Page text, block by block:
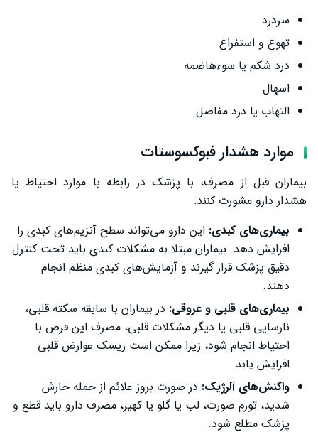
سردرد
تهوع و استفراغ
درد شکم یا سوءهاضمه
اسهال
التهاب یا درد مفاصل
موارد هشدار فبوکسوستات
بیماران قبل از مصرف، با پزشک در رابطه با موارد احتیاط یا
هشدار دارو مشورت کنند:
بیماری‌های کبدی: این دارو می‌تواند سطح آنزیم‌های کبدی را
افزایش دهد. بیماران مبتلا به مشکلات کبدی باید تحت کنترل
دقیق پزشک قرار گیرند و آزمایش‌های کبدی منظم انجام
دهند.
بیماری‌های قلبی و عروقی: در بیماران با سابقه سکته قلبی،
نارسایی قلبی یا دیگر مشکلات قلبی، مصرف این قرص با
احتیاط انجام شود، زیرا ممکن است ریسک عوارض قلبی
افزایش یابد.
واکنش‌های آلرژیک: در صورت بروز علائم از جمله خارش
شدید، تورم صورت، لب یا گلو یا کهیر، مصرف دارو باید قطع و
پزشک مطلع شود.